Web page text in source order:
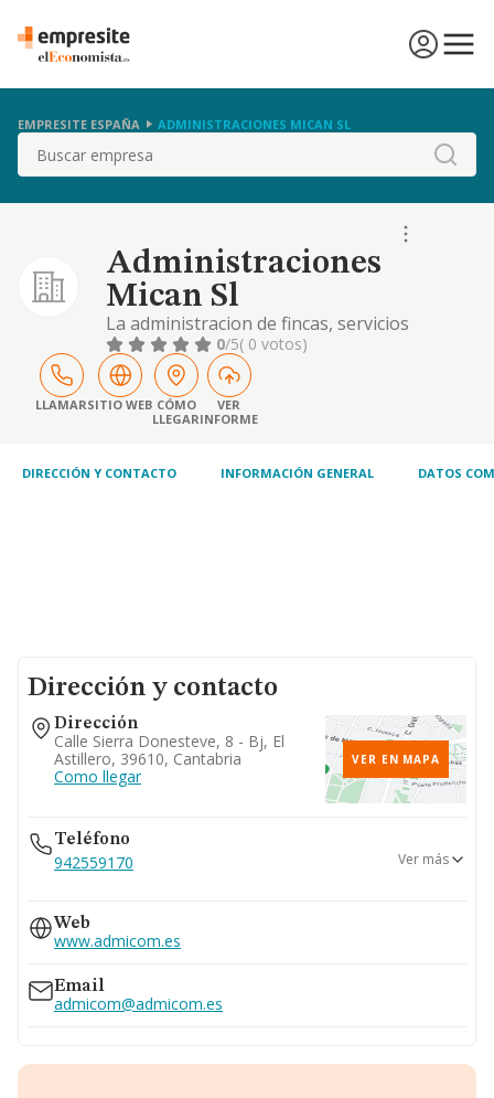
EMPRESITE ESPAÑA ADMINISTRACIONES MICAN SL
Buscar
Administraciones
Mican Sl
La administracion de fincas, servicios
inmobiliarios, la promocion, construccion,
decoracion, redaccion de proyectos, uso,
arrendamiento y venta de viviendas, locales
y garajes, asi como la adquisicion de
terrenos, su pa
0/5( 0 votos)
LLAMARSITIO WEB CÓMO
LLEGAR
VER
INFORME
DIRECCIÓN Y CONTACTO INFORMACIÓN GENERAL DATOS
Dirección y contacto
Dirección
Calle Sierra Donesteve, 8 - Bj, El
Astillero, 39610, Cantabria
Como llegar
VER EN MAPA
Teléfono
942559170
942214958
683...
Ver teléfono 683...
Ver más
Web
www.admicom.es
Email
admicom@admicom.es